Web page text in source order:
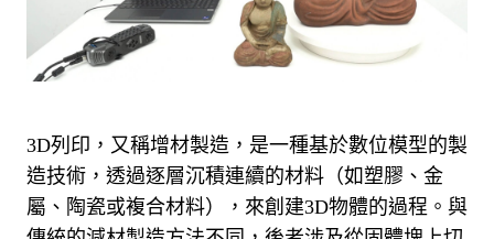
3D列印，又稱增材製造，是一種基於數位模型的製
造技術，透過逐層沉積連續的材料（如塑膠、金
屬、陶瓷或複合材料），來創建3D物體的過程。 與